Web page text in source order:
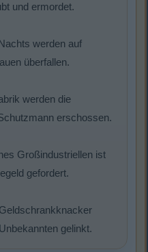
und ermordet.
werden auf
überfallen.
werden die
erschossen.
Großindustriellen ist
gefordert.
gelinkt.